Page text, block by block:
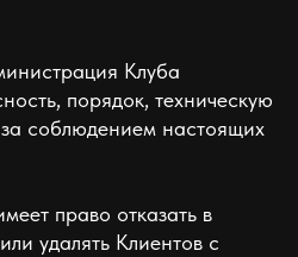
Клуба
порядок, техническую
соблюдением настоящих
право отказать в
удалять Клиентов с